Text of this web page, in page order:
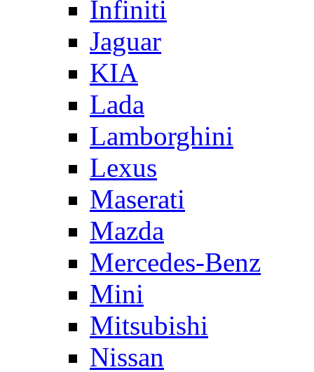
Infiniti
Jaguar
KIA
Lada
Lamborghini
Lexus
Maserati
Mazda
Mercedes-Benz
Mini
Mitsubishi
Nissan